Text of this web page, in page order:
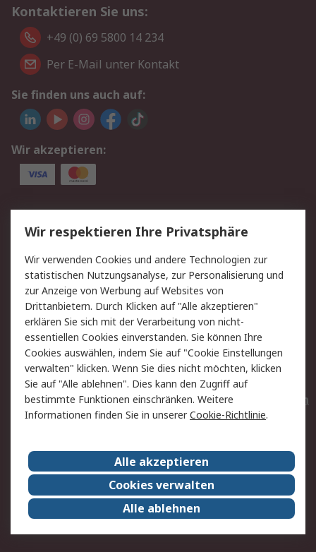
Kontaktieren Sie uns:
+49 (0) 69 5800 14 234
Per E-Mail unter Kontakt
Sie finden uns auch auf:
Wir akzeptieren:
Service
Value Added Services
Lieferlösungen
Rücksendungen
Kontakt
Hilfe
Privatkunden
Rechtliches
AGB
Datenschutz
Cookie-Richtlinie
Zahlungsbedingungen
Copyright/Impressum
Entsorgung
Elektrogeräte/Batterien
RS weltweit
Karriere bei RS
Nachhaltigkeit
Qualität/Umwelt/ZertifikatePresse-Center
Event-Center
Wir respektieren Ihre Privatsphäre
Wir verwenden Cookies und andere Technologien zur
statistischen Nutzungsanalyse, zur Personalisierung und
zur Anzeige von Werbung auf Websites von
Drittanbietern. Durch Klicken auf "Alle akzeptieren"
erklären Sie sich mit der Verarbeitung von nicht-
essentiellen Cookies einverstanden. Sie können Ihre
Cookies auswählen, indem Sie auf "Cookie Einstellungen
verwalten" klicken. Wenn Sie dies nicht möchten, klicken
Sie auf "Alle ablehnen". Dies kann den Zugriff auf
bestimmte Funktionen einschränken. Weitere
Informationen finden Sie in unsererCookie-Richtlinie.
Alle akzeptieren
Cookies verwalten
Alle ablehnen